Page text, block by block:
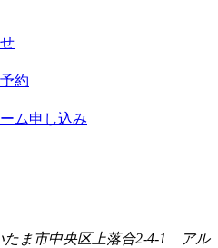
約
ム申し込み
たま市中央区上落合2-4-1 アル